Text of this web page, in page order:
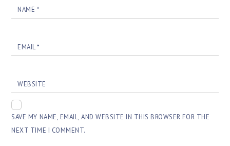
NAME *
EMAIL*
WEBSITE
SAVE MY NAME, EMAIL, AND WEBSITE IN THIS BROWSER FOR THE
NEXT TIME I COMMENT.